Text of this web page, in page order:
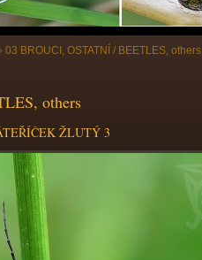
03 BROUCI, OSTATNÍ / BEETLES, others
others
ŽLUTÝ 3